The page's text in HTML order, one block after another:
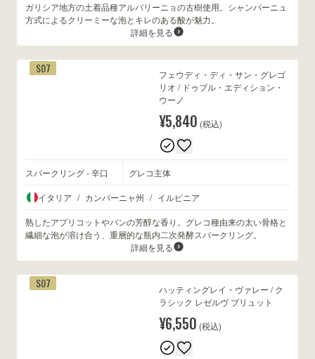
ガリシア地方の土着品種アルバリーニョの古樹使用。シャンパーニュ
方式によるクリーミーな泡とキレのある酸が魅力。
詳細を見る
S07
フェウディ・ディ・サン・グレゴ
リオ / ドゥブル・エディション・
ウーノ
¥5,840 (税込)
スパークリング - 辛口 グレコ主体
イタリア / カンパーニャ州 / イルピニア
熟したアプリコットやパンの芳醇な香り。グレコ種由来の太い骨格と
繊細な泡が溶け合う、重層的な瓶内二次発酵スパークリング。
詳細を見る
S07
ハッティングレイ・ヴァレー / ク
ラシック レゼルヴ ブリュット
¥6,550 (税込)